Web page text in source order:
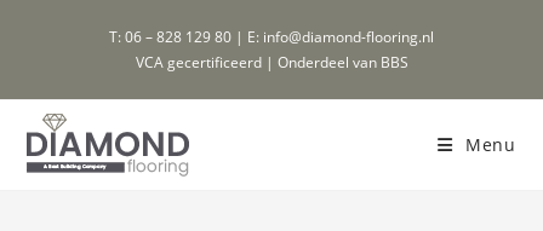
T: 06 – 828 129 80 | E: info@diamond-flooring.nl
VCA gecertificeerd | Onderdeel van BBS
Menu